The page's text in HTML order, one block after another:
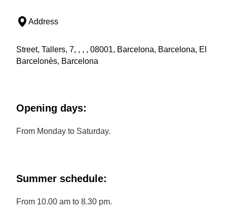
Address
Street, Tallers, 7, , , , 08001, Barcelona, Barcelona, El
Barcelonès, Barcelona
Opening days:
From Monday to Saturday.
Summer schedule:
From 10.00 am to 8.30 pm.